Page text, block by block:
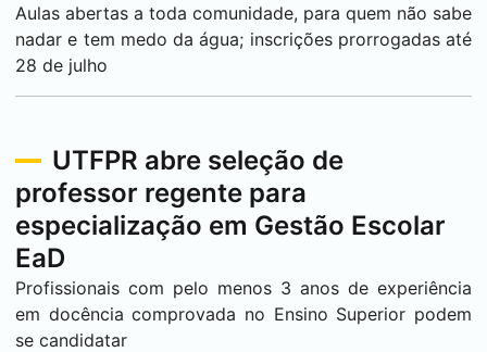
Aulas abertas a toda comunidade, para quem não sabe
nadar e tem medo da água; inscrições prorrogadas até
28 de julho
UTFPR abre seleção de
professor regente para
especialização em Gestão Escolar
EaD
Profissionais com pelo menos 3 anos de experiência
em docência comprovada no Ensino Superior podem
se candidatar